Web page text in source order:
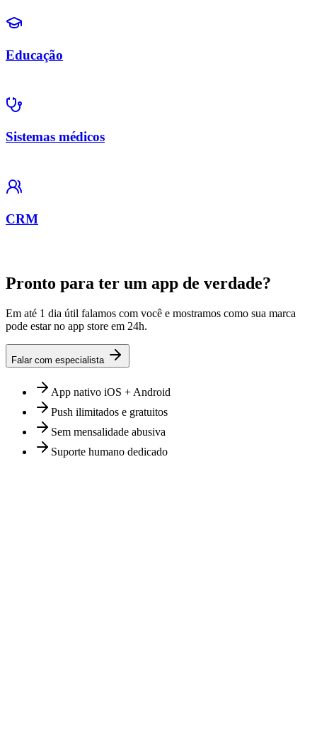
Pronto para ter um app de verdade?
Em até 1 dia útil falamos com você e mostramos como sua marca
pode estar no app store em 24h.
Falar com especialista
App nativo iOS + Android
Push ilimitados e gratuitos
Sem mensalidade abusiva
Suporte humano dedicado